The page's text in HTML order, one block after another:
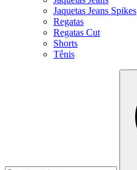
Jaquetas Jeans Spikes
Regatas
Regatas Cut
Shorts
Tênis